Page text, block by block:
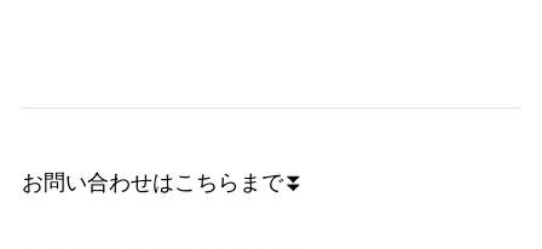
お問い合わせはこちらまで⏬